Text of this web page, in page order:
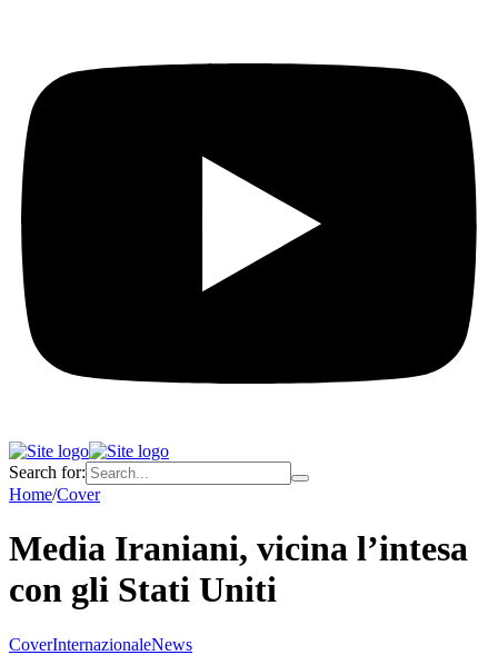
Search for:
Home/Cover
Media Iraniani, vicina l’intesa
con gli Stati Uniti
CoverInternazionaleNews